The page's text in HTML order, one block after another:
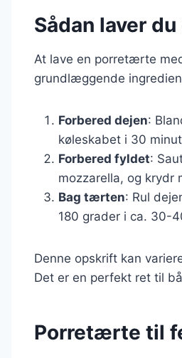
Sådan laver
At lave en porretærte
grundlæggende
Forbered dejen:
køleskabet i 30
Forbered fyldet:
mozzarella, og krydr
Bag tærten: Rul
180 grader i ca. 30-
Denne opskrift kan
Det er en perfekt ret til
Porretærte til